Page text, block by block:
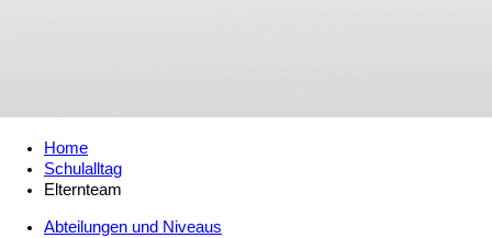
Home
Schulalltag
Elternteam
Abteilungen und Niveaus